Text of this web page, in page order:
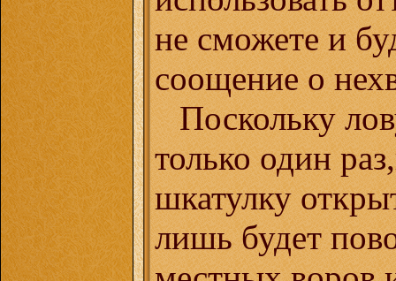
не сможете и
соощение о
Поскольку
только один
шкатулку
лишь будет